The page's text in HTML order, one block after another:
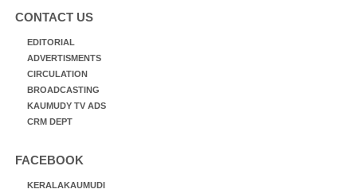
CONTACT US
EDITORIAL
ADVERTISMENTS
CIRCULATION
BROADCASTING
KAUMUDY TV ADS
CRM DEPT
FACEBOOK
KERALAKAUMUDI